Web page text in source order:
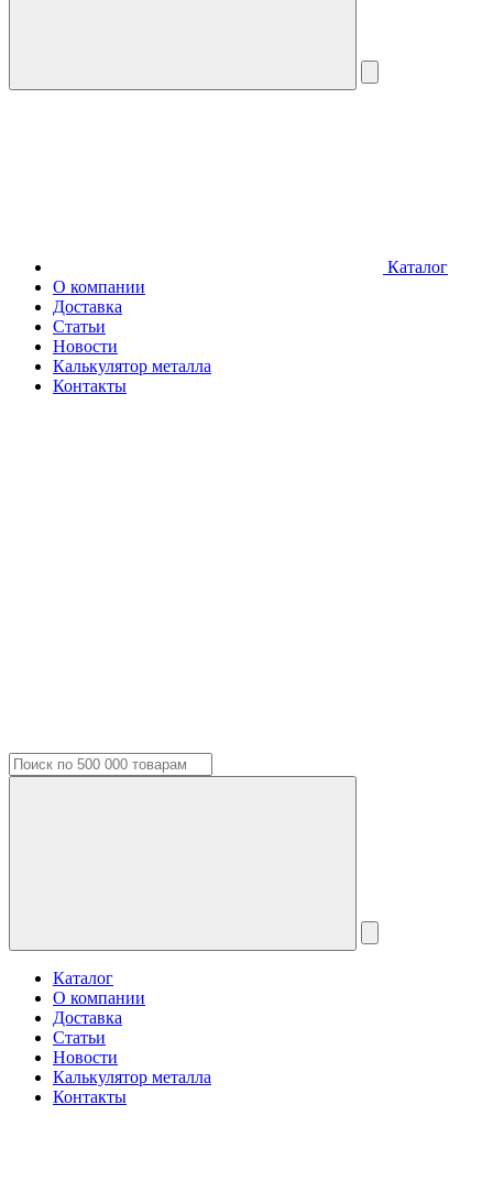
Каталог
О компании
Доставка
Статьи
Новости
Калькулятор металла
Контакты
Каталог
О компании
Доставка
Статьи
Новости
Калькулятор металла
Контакты